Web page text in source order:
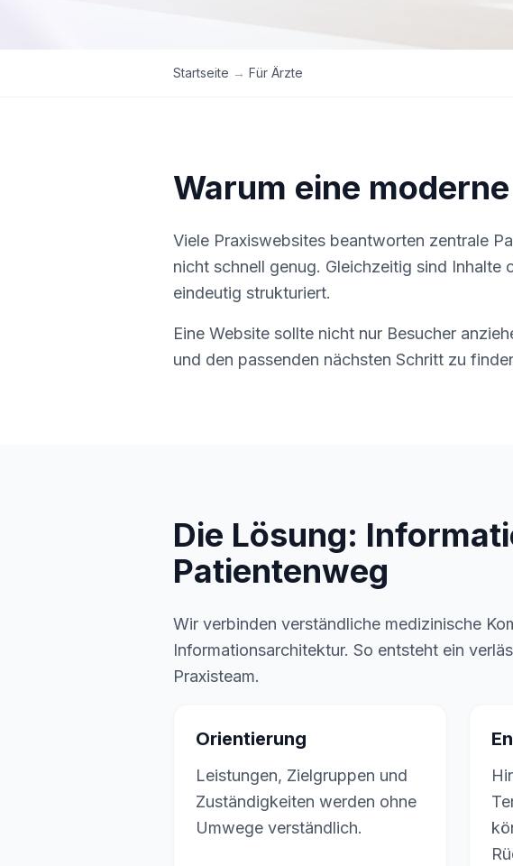
Startseite → Für Ärzte
Warum eine
Viele Praxiswebsites beantworten zentrale
nicht schnell genug. Gleichzeitig sind
eindeutig strukturiert.
Eine Website sollte nicht nur Besucher
und den passenden nächsten Schritt zu
Die Lösung:
Patientenweg
Wir verbinden verständliche medizinische
Informationsarchitektur. So entsteht ein
Praxisteam.
Orientierung
Leistungen, Zielgruppen und
Zuständigkeiten werden ohne
Umwege verständlich.